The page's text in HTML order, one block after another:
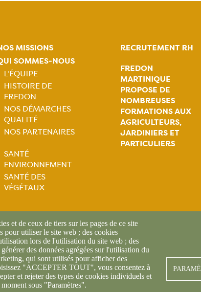
MISSIONS
SOMMES-NOUS
Navigation
principale
L'ÉQUIPE
HISTOIRE DE
FREDON
NOS DÉMARCHES
QUALITÉ
NOS PARTENAIRES
Navigation
principale
SANTÉ
ENVIRONNEMENT
SANTÉ DES
VÉGÉTAUX
RECRUTEMENT RH
FREDON
MARTINIQUE
PROPOSE DE
NOMBREUSES
FORMATIONS AUX
AGRICULTEURS,
JARDINIERS ET
PARTICULIERS
©
et de ceux de tiers sur les pages de ce site
pour utiliser le site web ; des cookies
lors de l'utilisation du site web ; des
des données agrégées sur l'utilisation du
qui sont utilisés pour afficher des
"ACCEPTER TOUT", vous consentez à
et rejeter des types de cookies individuels et
sous "Paramètres".